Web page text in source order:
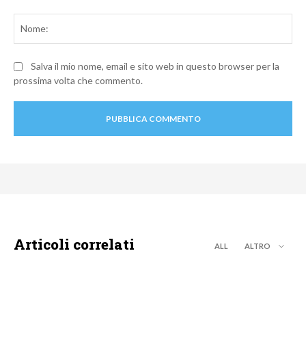
Salva il mio nome, email e sito web in questo browser per la
prossima volta che commento.
Articoli correlati ALL ALTRO